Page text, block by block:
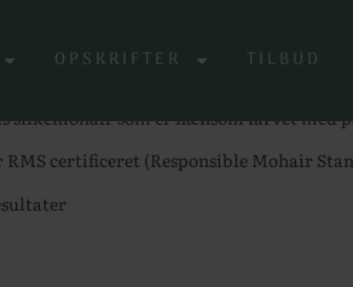
OPSKRIFTER TILBUD
Garnfryds
silkemohair som er nænsom farvet med
RMS certificeret (Responsible Mohair